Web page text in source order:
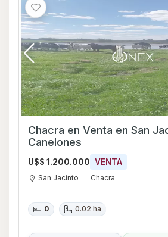
Chacra en Venta en San Jacinto,
Canelones
U$S 1.200.000 VENTA
San Jacinto Chacra
0 0.02 ha